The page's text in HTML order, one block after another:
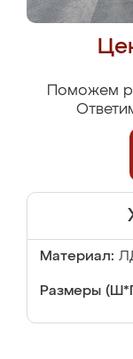
Поможем
Материал:
Размеры